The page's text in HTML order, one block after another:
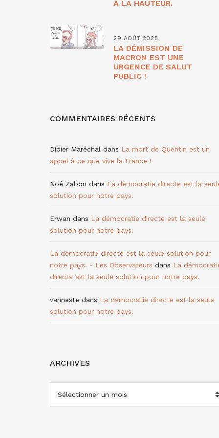
À LA HAUTEUR.
29 AOÛT 2025
LA DÉMISSION DE
MACRON EST UNE
URGENCE DE SALUT
PUBLIC !
COMMENTAIRES RÉCENTS
Didier Maréchal dans La mort de Quentin est un
appel à ce que vive la France !
Noé Zabon dans La démocratie directe est la
solution pour notre pays.
Erwan dans La démocratie directe est la seule
solution pour notre pays.
La démocratie directe est la seule solution pour
notre pays. - Les Observateurs dans La
directe est la seule solution pour notre pays.
vanneste dans La démocratie directe est la seule
solution pour notre pays.
ARCHIVES
ARCHIVES